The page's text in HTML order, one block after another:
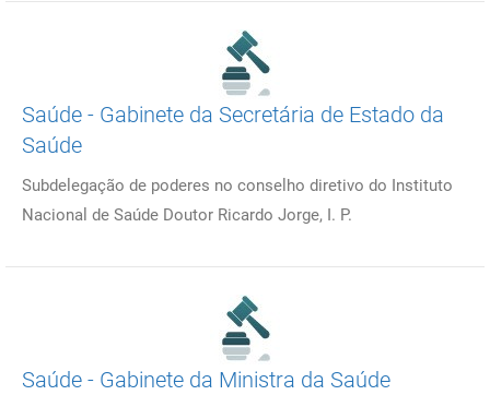
Saúde - Gabinete da Secretária de Estado da
Saúde
Subdelegação de poderes no conselho diretivo do Instituto
Nacional de Saúde Doutor Ricardo Jorge, I. P.
Saúde - Gabinete da Ministra da Saúde